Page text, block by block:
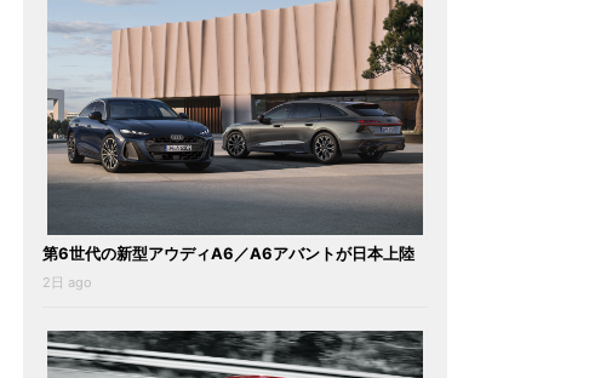
第6世代の新型アウディA6／A6アバントが日本上陸
2日 ago